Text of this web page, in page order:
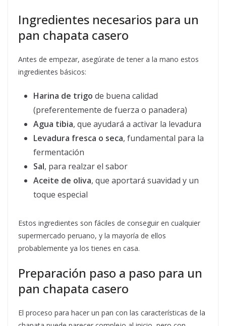
Ingredientes necesarios para un
pan chapata casero
Antes de empezar, asegúrate de tener a la mano estos
ingredientes básicos:
Harina de trigo de buena calidad
(preferentemente de fuerza o panadera)
Agua tibia, que ayudará a activar la levadura
Levadura fresca o seca, fundamental para la
fermentación
Sal, para realzar el sabor
Aceite de oliva, que aportará suavidad y un
toque especial
Estos ingredientes son fáciles de conseguir en cualquier
supermercado peruano, y la mayoría de ellos
probablemente ya los tienes en casa.
Preparación paso a paso para un
pan chapata casero
El proceso para hacer un pan con las características de la